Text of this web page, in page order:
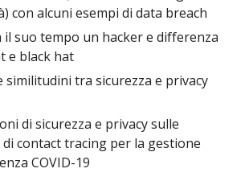
con alcuni esempi di data breach
il suo tempo un hacker e differenza
e black hat
similitudini tra sicurezza e privacy
di sicurezza e privacy sulle
contact tracing per la gestione
COVID-19